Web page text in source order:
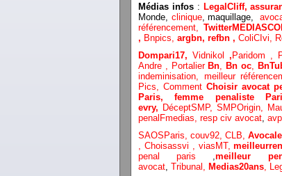
Médias infos: LegalCliff,
Monde, clinique, maquillage,
référencement,
, Bnpics, argbn, refbn , ColiCIvi,
Dompari17,Vidnikol, Paridom ,
Andre ,
Portalier Bn Bn oc
indeminisation meilleur
Pics, Comment Choisir avocat
Paris,femme penaliste
evry, DéceptSMP, SMPOrigin,
penalFmedias, resp civ avocat
SAOSParis, couv92, CLB,
Choisassvi , viasMT,
penal paris
,meilleur
avocat Tribunal, Medias20ans